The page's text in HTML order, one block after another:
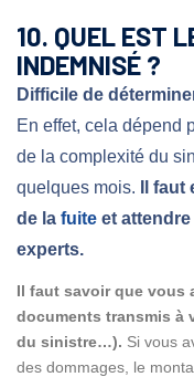
10. QUEL EST
INDEMNISÉ ?
Difficile de
En effet, cela dépend
de la complexité du
quelques mois.
Il
de la fuite et
experts.
Il faut savoir que vous
documents transmis à
du sinistre…). Si vous
des dommages, le